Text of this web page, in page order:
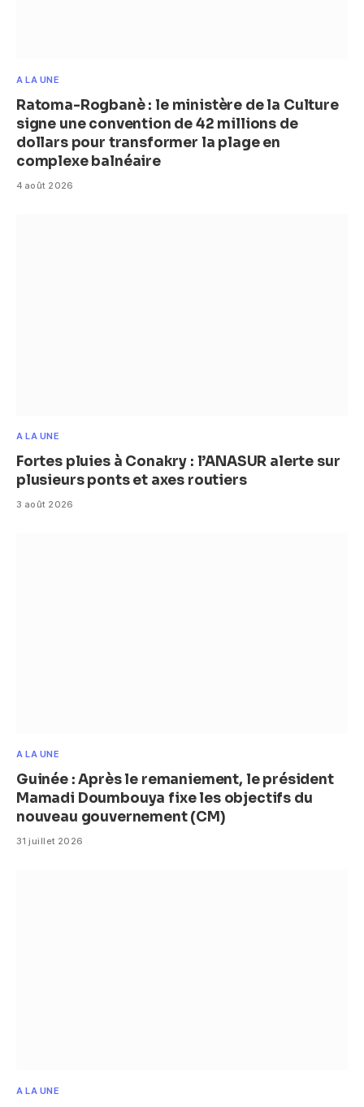
A LA UNE
Ratoma-Rogbanè : le ministère de la Culture
signe une convention de 42 millions de
dollars pour transformer la plage en
complexe balnéaire
4 août 2026
A LA UNE
Fortes pluies à Conakry : l’ANASUR alerte sur
plusieurs ponts et axes routiers
3 août 2026
A LA UNE
Guinée : Après le remaniement, le président
Mamadi Doumbouya fixe les objectifs du
nouveau gouvernement (CM)
31 juillet 2026
A LA UNE